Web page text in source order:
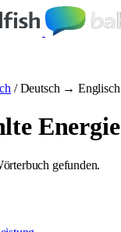
/ Deutsch → Englisch
Energie
gefunden.